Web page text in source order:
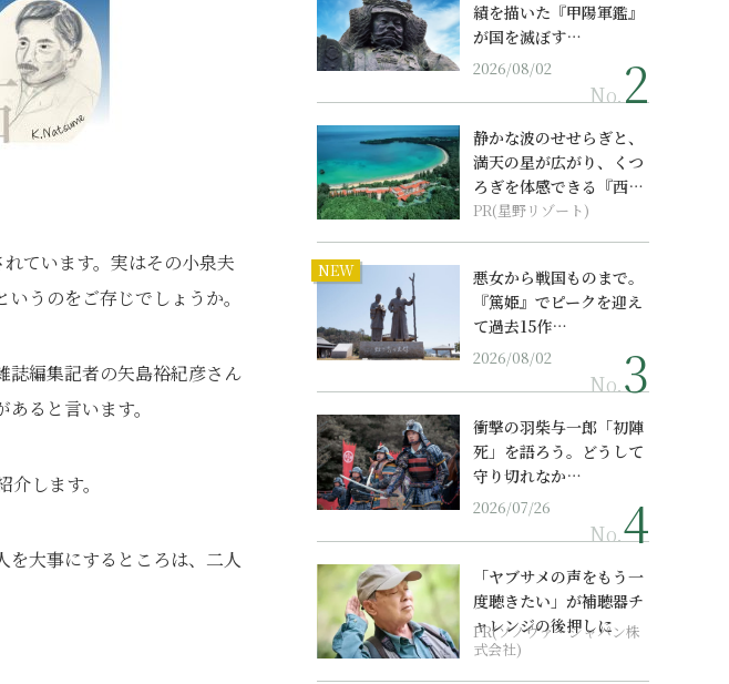
ています。実はその小泉夫
うのをご存じでしょうか。
誌編集記者の矢島裕紀彦さん
ると言います。
します。
を大事にするところは、二人
績を描いた『甲陽軍鑑』
が国を滅ぼす…
2026/08/02
No.
静かな波のせせらぎと、
満天の星が広がり、くつ
ろぎを体感できる『西表
島ホテル by...
PR(星野リゾート)
NEW
悪女から戦国ものまで。
『篤姫』でピークを迎え
て過去15作…
2026/08/02
No.
衝撃の羽柴与一郎「初陣
死」を語ろう。どうして
守り切れなか…
2026/07/26
No.
「ヤブサメの声をもう一
度聴きたい」が補聴器チ
ャレンジの後押しに
PR(ソノヴァ・ジャパン株
式会社)